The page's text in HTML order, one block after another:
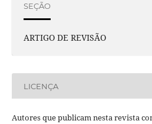
SEÇÃO
ARTIGO DE REVISÃO
LICENÇA
Autores que publicam nesta revista